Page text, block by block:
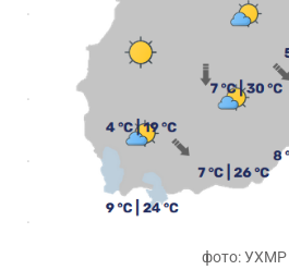
фото: УХМР